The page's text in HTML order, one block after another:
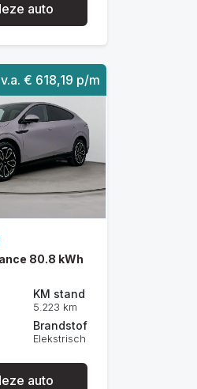
auto
v.a. € 618,19 p/m
80.8 kWh
KM stand
5.223 km
Brandstof
Elekstrisch
auto